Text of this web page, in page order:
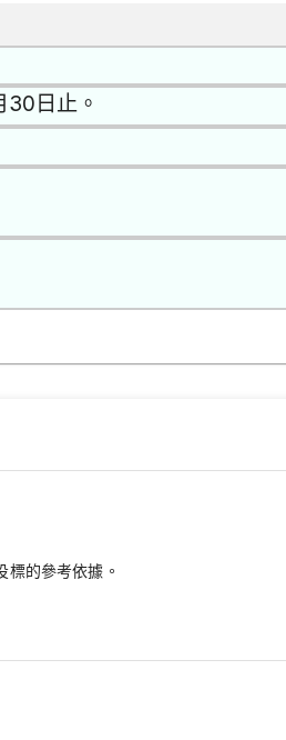
30日止。
標的參考依據。